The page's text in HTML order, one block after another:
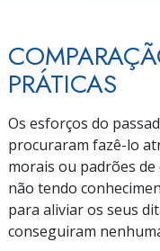
PRÁTICAS
Os esforços do
procuraram fazê-lo
morais ou padrões
não tendo
para aliviar os seus
conseguiram